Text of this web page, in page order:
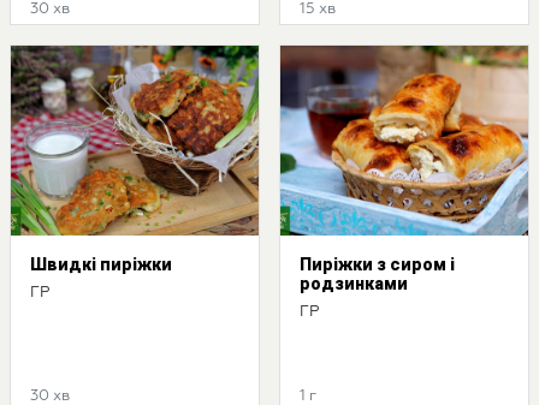
30 хв 15 хв
Швидкі пиріжки
ГР
30 хв
Пиріжки з сиром і
родзинками
ГР
1 г